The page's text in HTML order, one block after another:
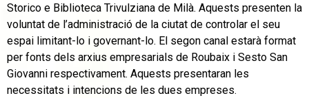
Storico e Biblioteca Trivulziana de Milà. Aquests presenten la
voluntat de l’administració de la ciutat de controlar el seu
espai limitant-lo i governant-lo. El segon canal estarà format
per fonts dels arxius empresarials de Roubaix i Sesto San
Giovanni respectivament. Aquests presentaran les
necessitats i intencions de les dues empreses.